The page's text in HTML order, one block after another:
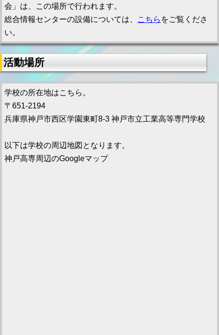
会」は、この場所で行われます。
総合情報センターの設備については、
こちら をご覧くださ
い。
活動場所
学校の所在地はこちら。
〒651-2194
兵庫県神戸市西区学園東町8-3 神戸市立工業高等専門学校
以下は学校の周辺地図となります。
神戸高専周辺のGoogleマップ